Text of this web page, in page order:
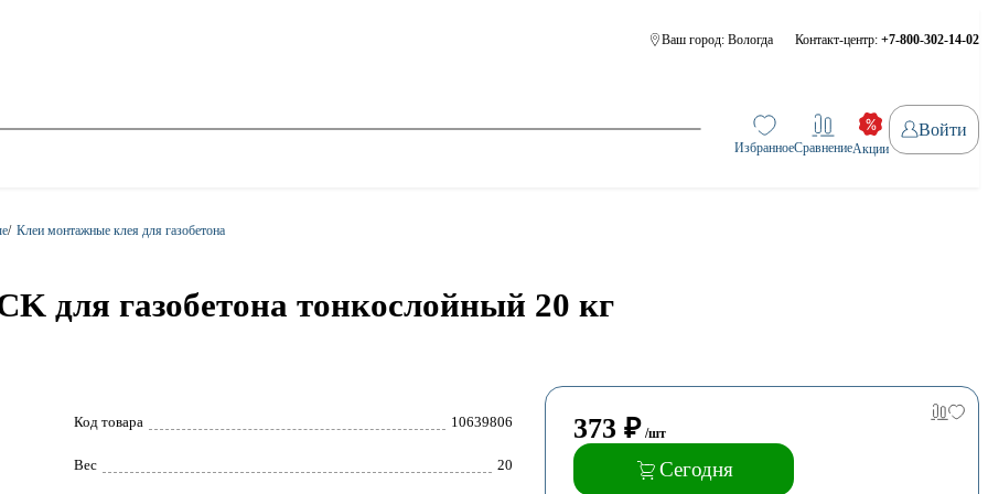
Ваш город: Вологда Контакт-центр: +7-800-302-14-02
ИзбранноеСравнениеАкции
Войти
/ Клеи монтажные клея для газобетона
для газобетона тонкослойный 20 кг
Код товара 10639806
Вес 20
373 ₽ /шт
Сегодня